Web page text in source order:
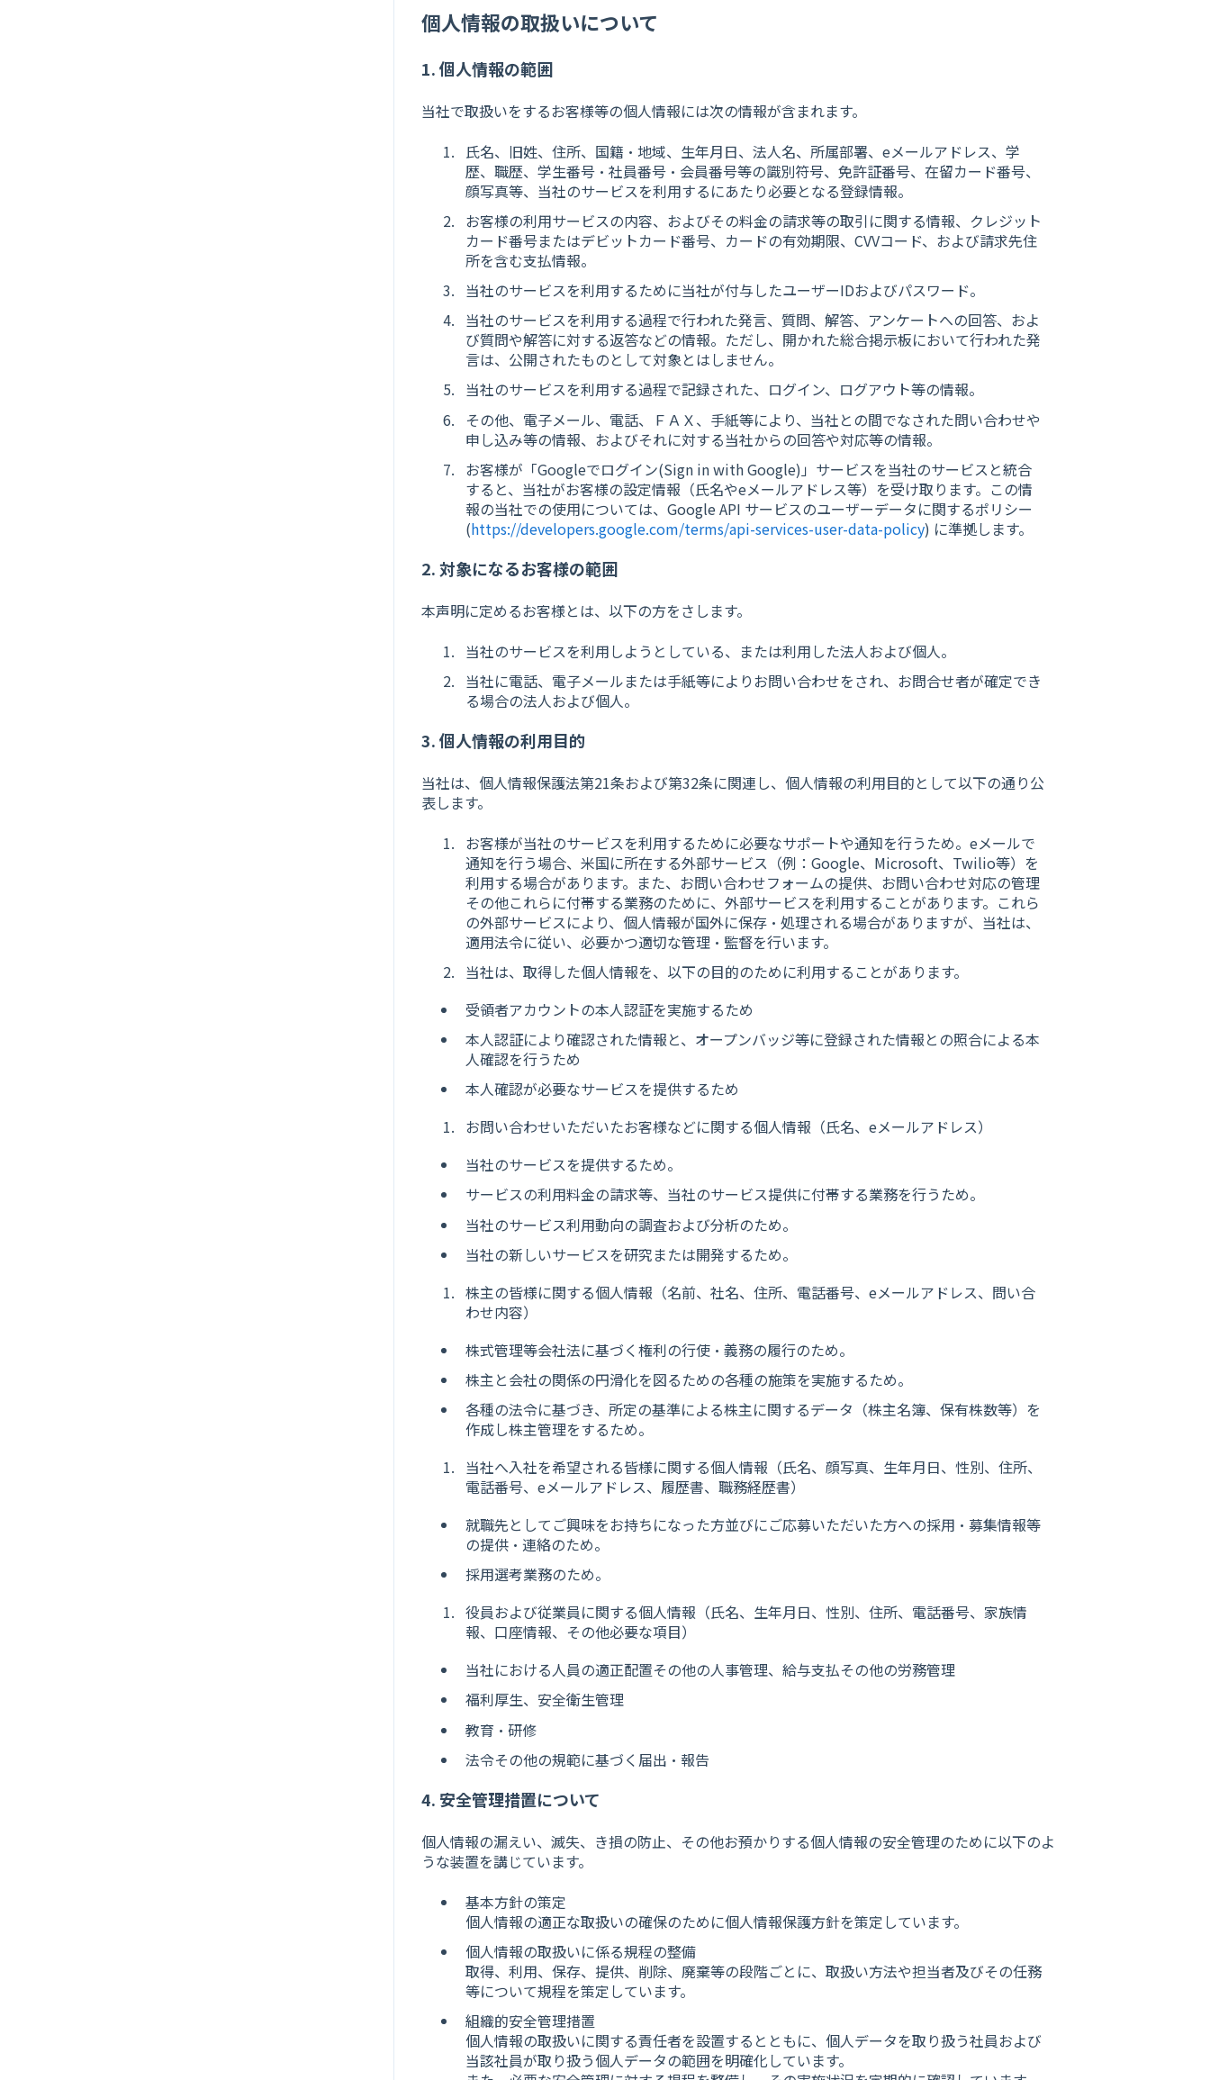
個人情報の取扱いについて
1. 個人情報の範囲
当社で取扱いをするお客様等の個人情報には次の情報が含まれます。
氏名、旧姓、住所、国籍・地域、生年月日、法人名、所属部署、eメールアドレス、学
歴、職歴、学生番号・社員番号・会員番号等の識別符号、免許証番号、在留カード番号、
顔写真等、当社のサービスを利用するにあたり必要となる登録情報。
お客様の利用サービスの内容、およびその料金の請求等の取引に関する情報、クレジット
カード番号またはデビットカード番号、カードの有効期限、CVVコード、および請求先住
所を含む支払情報。
当社のサービスを利用するために当社が付与したユーザーIDおよびパスワード。
当社のサービスを利用する過程で行われた発言、質問、解答、アンケートへの回答、およ
び質問や解答に対する返答などの情報。ただし、開かれた総合掲示板において行われた発
言は、公開されたものとして対象とはしません。
当社のサービスを利用する過程で記録された、ログイン、ログアウト等の情報。
その他、電子メール、電話、ＦＡＸ、手紙等により、当社との間でなされた問い合わせや
申し込み等の情報、およびそれに対する当社からの回答や対応等の情報。
お客様が「Googleでログイン(Sign in with Google)」サービスを当社のサービスと統合
すると、当社がお客様の設定情報（氏名やeメールアドレス等）を受け取ります。この情
報の当社での使用については、Google API サービスのユーザーデータに関するポリシー
(https://developers.google.com/terms/api-services-user-data-policy) に準拠します。
2. 対象になるお客様の範囲
本声明に定めるお客様とは、以下の方をさします。
当社のサービスを利用しようとしている、または利用した法人および個人。
当社に電話、電子メールまたは手紙等によりお問い合わせをされ、お問合せ者が確定でき
る場合の法人および個人。
3. 個人情報の利用目的
当社は、個人情報保護法第21条および第32条に関連し、個人情報の利用目的として以下の通り公
表します。
お客様が当社のサービスを利用するために必要なサポートや通知を行うため。eメールで
通知を行う場合、米国に所在する外部サービス（例：Google、Microsoft、Twilio等）を
利用する場合があります。また、お問い合わせフォームの提供、お問い合わせ対応の管理
その他これらに付帯する業務のために、外部サービスを利用することがあります。これら
の外部サービスにより、個人情報が国外に保存・処理される場合がありますが、当社は、
適用法令に従い、必要かつ適切な管理・監督を行います。
当社は、取得した個人情報を、以下の目的のために利用することがあります。
受領者アカウントの本人認証を実施するため
本人認証により確認された情報と、オープンバッジ等に登録された情報との照合による本
人確認を行うため
本人確認が必要なサービスを提供するため
お問い合わせいただいたお客様などに関する個人情報（氏名、eメールアドレス）
当社のサービスを提供するため。
サービスの利用料金の請求等、当社のサービス提供に付帯する業務を行うため。
当社のサービス利用動向の調査および分析のため。
当社の新しいサービスを研究または開発するため。
株主の皆様に関する個人情報（名前、社名、住所、電話番号、eメールアドレス、問い合
わせ内容）
株式管理等会社法に基づく権利の行使・義務の履行のため。
株主と会社の関係の円滑化を図るための各種の施策を実施するため。
各種の法令に基づき、所定の基準による株主に関するデータ（株主名簿、保有株数等）を
作成し株主管理をするため。
当社へ入社を希望される皆様に関する個人情報（氏名、顔写真、生年月日、性別、住所、
電話番号、eメールアドレス、履歴書、職務経歴書）
就職先としてご興味をお持ちになった方並びにご応募いただいた方への採用・募集情報等
の提供・連絡のため。
採用選考業務のため。
役員および従業員に関する個人情報（氏名、生年月日、性別、住所、電話番号、家族情
報、口座情報、その他必要な項目）
当社における人員の適正配置その他の人事管理、給与支払その他の労務管理
福利厚生、安全衛生管理
教育・研修
法令その他の規範に基づく届出・報告
4. 安全管理措置について
個人情報の漏えい、滅失、き損の防止、その他お預かりする個人情報の安全管理のために以下のよ
うな装置を講じています。
基本方針の策定
個人情報の適正な取扱いの確保のために個人情報保護方針を策定しています。
個人情報の取扱いに係る規程の整備
取得、利用、保存、提供、削除、廃棄等の段階ごとに、取扱い方法や担当者及びその任務
等について規程を策定しています。
組織的安全管理措置
個人情報の取扱いに関する責任者を設置するとともに、個人データを取り扱う社員および
当該社員が取り扱う個人データの範囲を明確化しています。